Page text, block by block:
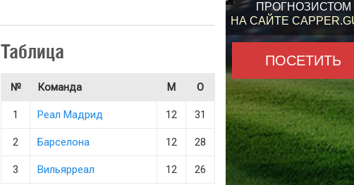
ПРОГНОЗИСТОМ
НА САЙТЕ
ПОСЕТИТЬ
Таблица
№ Команда М О
1 Реал Мадрид 12 31
2 Барселона 12 28
3 Вильярреал 12 26